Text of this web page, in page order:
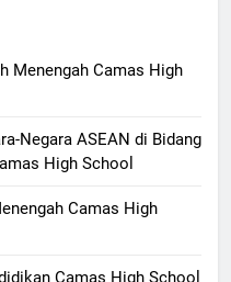
Menengah Camas High
Negara ASEAN di Bidang
High School
Camas High
Camas High School